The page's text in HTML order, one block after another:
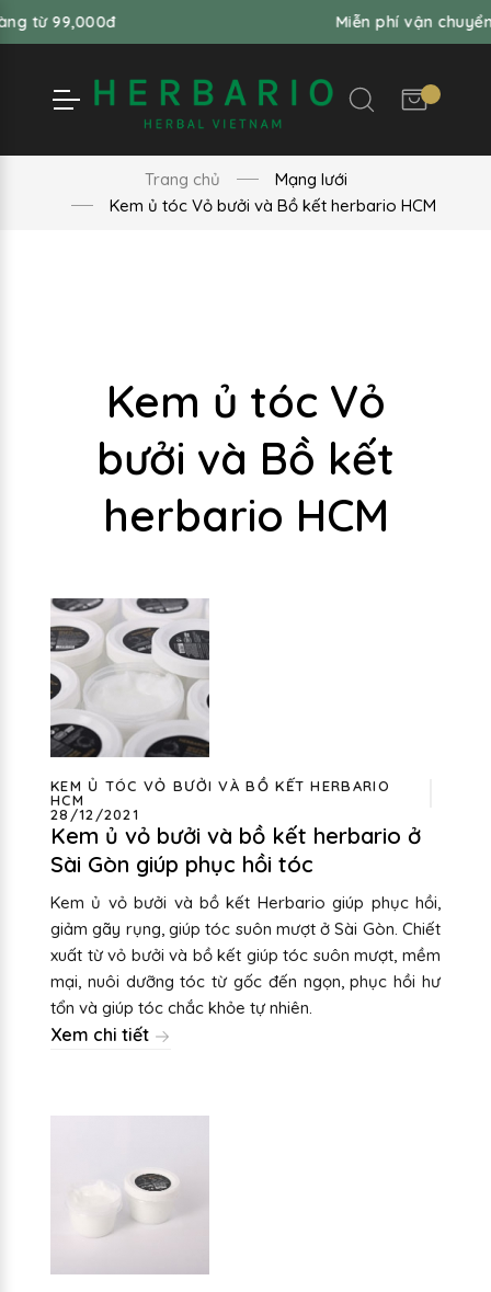
Miễn phí vận chuyển đơn
Trang chủ
Mạng lưới
Kem ủ tóc Vỏ bưởi và Bồ kết herbario HCM
Kem ủ tóc Vỏ
bưởi và Bồ kết
herbario HCM
KEM Ủ TÓC VỎ BƯỞI VÀ BỒ KẾT HERBARIO
HCM
28/12/2021
Kem ủ vỏ bưởi và bồ kết herbario ở
Sài Gòn giúp phục hồi tóc
Kem ủ vỏ bưởi và bồ kết Herbario giúp phục hồi,
giảm gãy rụng, giúp tóc suôn mượt ở Sài Gòn. Chiết
xuất từ vỏ bưởi và bồ kết giúp tóc suôn mượt, mềm
mại, nuôi dưỡng tóc từ gốc đến ngọn, phục hồi hư
tổn và giúp tóc chắc khỏe tự nhiên.
Xem chi tiết